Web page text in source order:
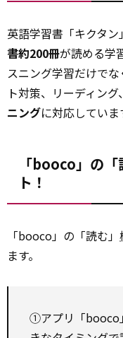
英語学習書「キクタン
書約200冊が読める学
スニング学習だけで
ト対策、リーディング
ニングに対応していま
「booco」の
ト！
「booco」の「読む」
ます。
①アプリ「booco